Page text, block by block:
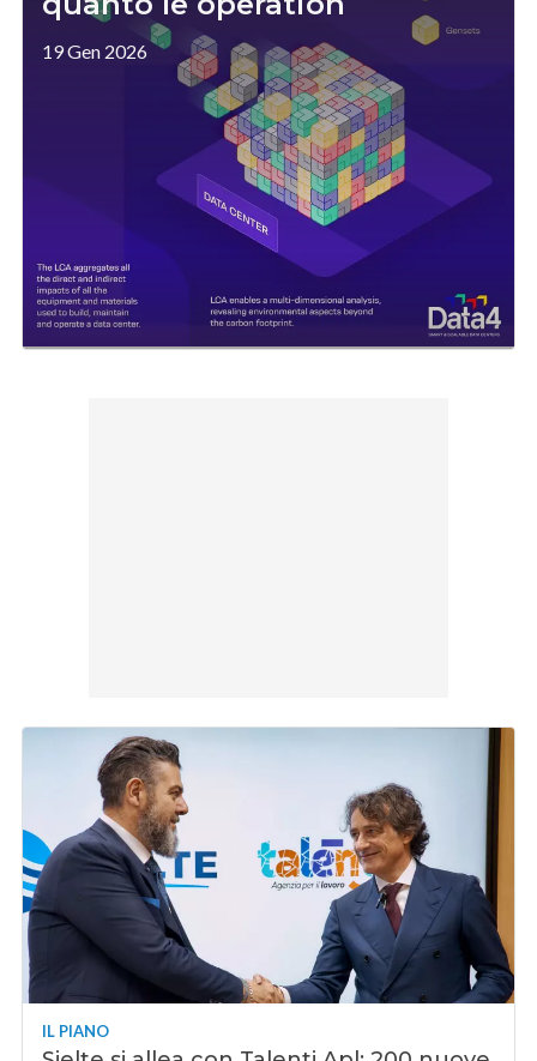
19 Gen 2026
IL PIANO